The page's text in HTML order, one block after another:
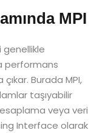
MPI
genellikle
performans
Burada MPI,
taşıyabilir
veya veri
Interface olarak